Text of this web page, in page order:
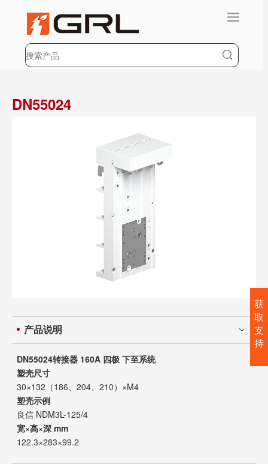
DN55024
产品说明
DN55024转接器 160A 四极 下至系统
塑壳尺寸
30×132（186、204、210）×M4
塑壳示例
良信 NDM3L-125/4
宽×高×深 mm
122.3×283×99.2
获
取
支
持